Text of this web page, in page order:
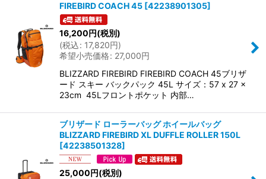
FIREBIRD COACH 45 [42238901305]
16,200円(税別)
(税込: 17,820円)
希望小売価格: 27,000円
BLIZZARD FIREBIRD FIREBIRD COACH 45ブリザ
ード スキー バックパック 45L サイズ：57 x 27 x
23cm 45Lフロントポケット 内部…
ブリザード ローラーバッグ ホイールバッグ
BLIZZARD FIREBIRD XL DUFFLE ROLLER 150L
[42238501328]
25,000円(税別)